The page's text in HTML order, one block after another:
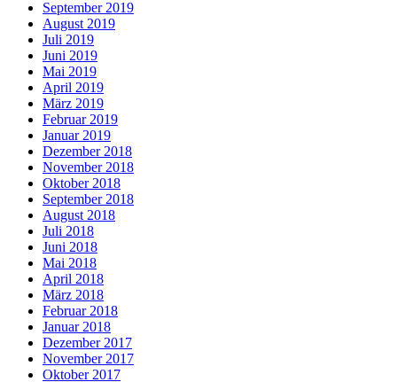
September 2019
August 2019
Juli 2019
Juni 2019
Mai 2019
April 2019
März 2019
Februar 2019
Januar 2019
Dezember 2018
November 2018
Oktober 2018
September 2018
August 2018
Juli 2018
Juni 2018
Mai 2018
April 2018
März 2018
Februar 2018
Januar 2018
Dezember 2017
November 2017
Oktober 2017